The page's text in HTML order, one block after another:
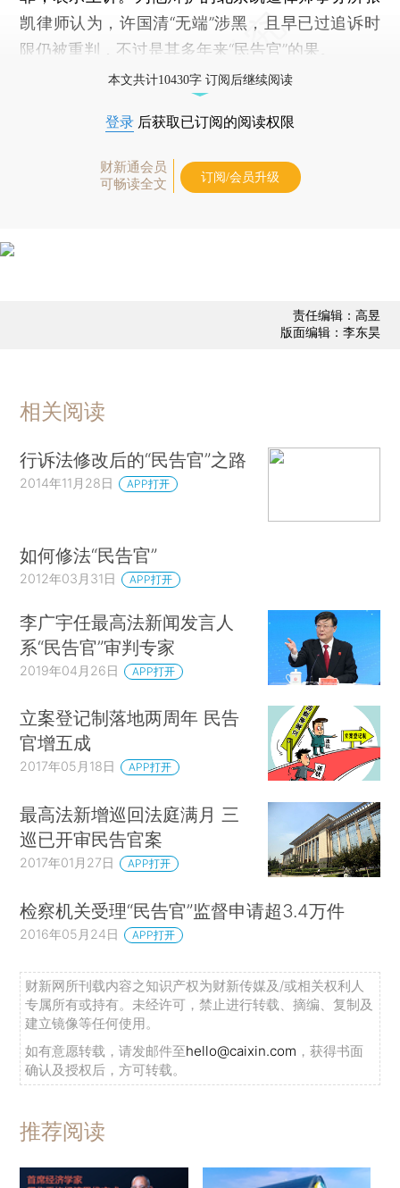
凯律师认为，许国清“无端”涉黑，且早已过追诉时
限仍被重判，不过是其多年来“民告官”的果。
本文共计10430字 订阅后继续阅读
登录 后获取已订阅的阅读权限
财新通会员
可畅读全文
订阅/会员升级
责任编辑：高昱
版面编辑：李东昊
相关阅读
行诉法修改后的“民告官”之路
2014年11月28日 APP打开
如何修法“民告官”
2012年03月31日 APP打开
李广宇任最高法新闻发言人
系“民告官”审判专家
2019年04月26日 APP打开
立案登记制落地两周年 民告
官增五成
2017年05月18日 APP打开
最高法新增巡回法庭满月 三
巡已开审民告官案
2017年01月27日 APP打开
检察机关受理“民告官”监督申请超3.4万件
2016年05月24日 APP打开
财新网所刊载内容之知识产权为财新传媒及/或相关权利人
专属所有或持有。未经许可，禁止进行转载、摘编、复制及
建立镜像等任何使用。
如有意愿转载，请发邮件至hello@caixin.com ，获得书面
确认及授权后，方可转载。
推荐阅读